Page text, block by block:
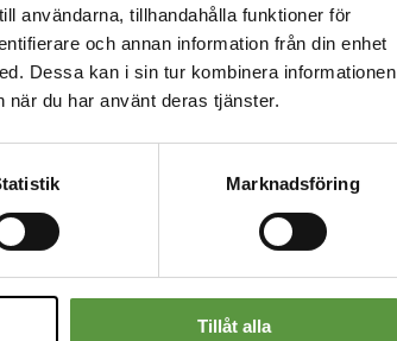
användarna, tillhandahålla funktioner för
och annan information från din enhet
Dessa kan i sin tur kombinera informationen
du har använt deras tjänster.
Marknadsföring
Tillåt alla
05-03